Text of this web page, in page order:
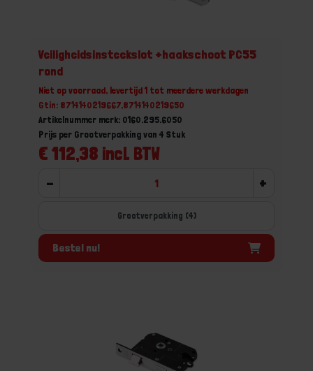
Veiligheidsinsteekslot +haakschoot PC55
rond
Niet op voorraad, levertijd 1 tot meerdere werkdagen
Gtin: 8714140219667,8714140219650
Artikelnummer merk: 0160.295.6050
€ 112,38 incl. BTW
Prijs per Grootverpakking van 4 Stuk
- +
Grootverpakking (4)
Bestel nu!